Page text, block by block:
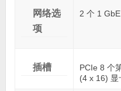
网络选
项
2 个 1
插槽
PCIe 8 个
(4 x 16) 显